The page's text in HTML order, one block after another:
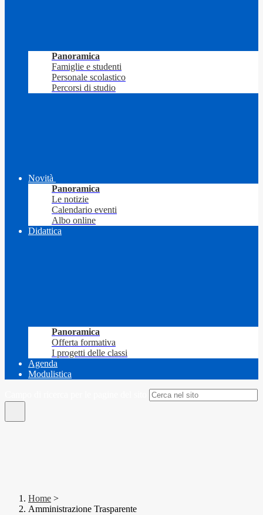
Panoramica
Famiglie e studenti
Personale scolastico
Percorsi di studio
Novità
Panoramica
Le notizie
Calendario eventi
Albo online
Didattica
Panoramica
Offerta formativa
I progetti delle classi
Agenda
Modulistica
Home >
Amministrazione Trasparente